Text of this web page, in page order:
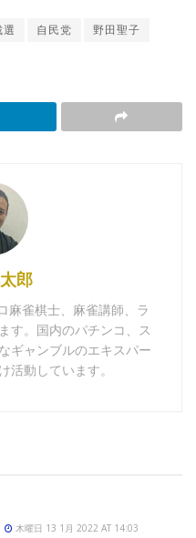
自民党
野田聖子
郎
麻雀棋士、麻雀講師、ラ
す。国内のパチンコ、ス
ギャンブルのエキスパー
活動しています。
木曜日 13 1月 2022 AT 14:03